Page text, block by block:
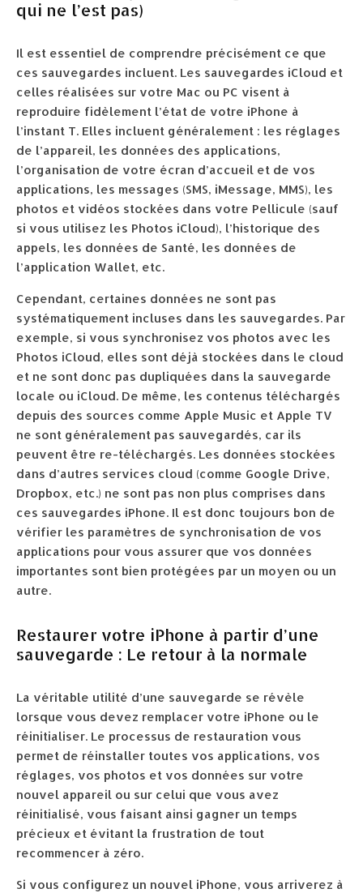
qui ne l’est pas)
Il est essentiel de comprendre précisément ce que
ces sauvegardes incluent. Les sauvegardes iCloud et
celles réalisées sur votre Mac ou PC visent à
reproduire fidèlement l’état de votre iPhone à
l’instant T. Elles incluent généralement : les réglages
de l’appareil, les données des applications,
l’organisation de votre écran d’accueil et de vos
applications, les messages (SMS, iMessage, MMS), les
photos et vidéos stockées dans votre Pellicule (sauf
si vous utilisez les Photos iCloud), l’historique des
appels, les données de Santé, les données de
l’application Wallet, etc.
Cependant, certaines données ne sont pas
systématiquement incluses dans les sauvegardes. Par
exemple, si vous synchronisez vos photos avec les
Photos iCloud, elles sont déjà stockées dans le cloud
et ne sont donc pas dupliquées dans la sauvegarde
locale ou iCloud. De même, les contenus téléchargés
depuis des sources comme Apple Music et Apple TV
ne sont généralement pas sauvegardés, car ils
peuvent être re-téléchargés. Les données stockées
dans d’autres services cloud (comme Google Drive,
Dropbox, etc.) ne sont pas non plus comprises dans
ces sauvegardes iPhone. Il est donc toujours bon de
vérifier les paramètres de synchronisation de vos
applications pour vous assurer que vos données
importantes sont bien protégées par un moyen ou un
autre.
Restaurer votre iPhone à partir d’une
sauvegarde : Le retour à la normale
La véritable utilité d’une sauvegarde se révèle
lorsque vous devez remplacer votre iPhone ou le
réinitialiser. Le processus de restauration vous
permet de réinstaller toutes vos applications, vos
réglages, vos photos et vos données sur votre
nouvel appareil ou sur celui que vous avez
réinitialisé, vous faisant ainsi gagner un temps
précieux et évitant la frustration de tout
recommencer à zéro.
Si vous configurez un nouvel iPhone, vous arriverez à